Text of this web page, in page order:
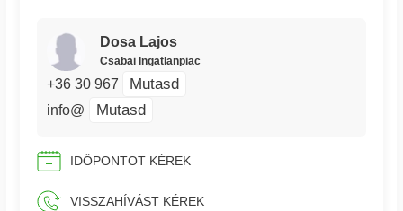
Dosa Lajos
Csabai Ingatlanpiac
+36 30 967 Mutasd
info@ Mutasd
IDŐPONTOT KÉREK
VISSZAHÍVÁST KÉREK